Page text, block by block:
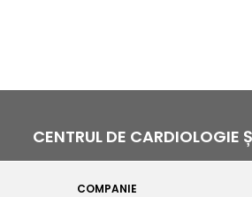
CENTRUL DE CARDIOLOGIE
COMPANIE